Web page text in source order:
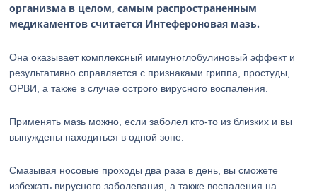
организма в целом, самым распространенным
медикаментов считается Интефероновая мазь.
Она оказывает комплексный иммуноглобулиновый эффект и
результативно справляется с признаками гриппа, простуды,
ОРВИ, а также в случае острого вирусного воспаления.
Применять мазь можно, если заболел кто-то из близких и вы
вынуждены находиться в одной зоне.
Смазывая носовые проходы два раза в день, вы сможете
избежать вирусного заболевания, а также воспаления на